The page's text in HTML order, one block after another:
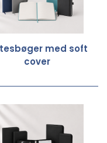
med soft
cover